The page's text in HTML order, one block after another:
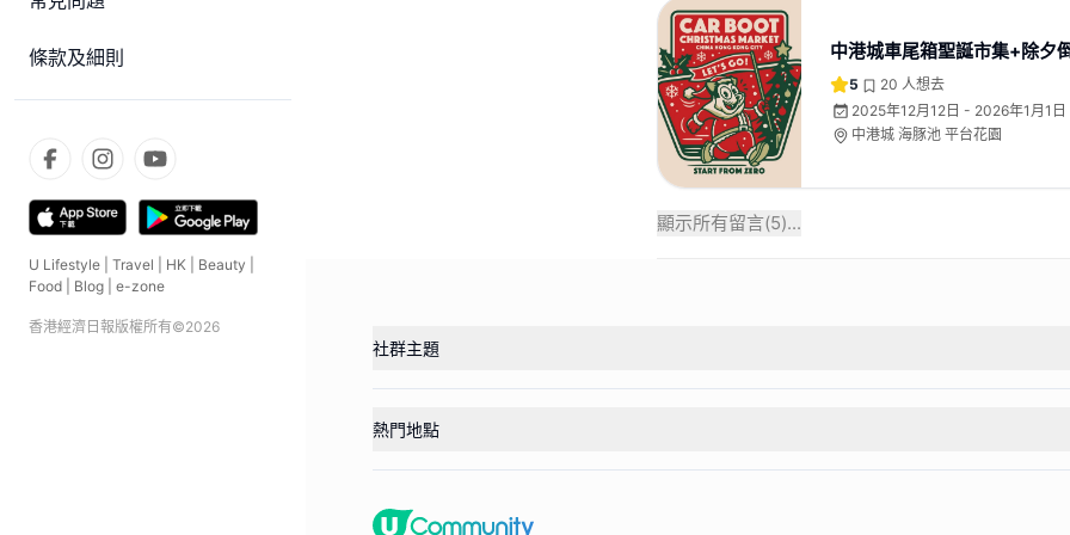
條款及細則
U Lifestyle Travel HK Beauty
Food
Blog e-zone
香港經濟日報版權所有©2026
中港城車尾箱聖誕市集+除夕
5 20 人想去
2025年12月12日 - 2026年1月1日
中港城 海豚池 平台花園
顯示所有留言(5)...
社群主題
熱門地點